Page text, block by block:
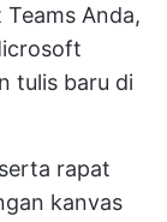
Anda,
tulis baru di
rapat
kanvas